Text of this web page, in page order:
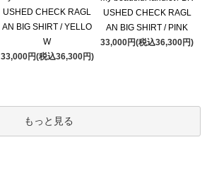
USHED CHECK RAGL
AN BIG SHIRT / YELLO
W
33,000円(税込36,300円)
USHED CHECK RAGL
AN BIG SHIRT / PINK
33,000円(税込36,300円)
もっと見る